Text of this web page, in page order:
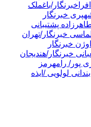
باغملک
خبرنگار
پشتیبانی
خبرنگار/تهران
خبرنگار
خبرنگار/هندیجان
پور/ رامهرمز
بندانی لولویی /ایذه